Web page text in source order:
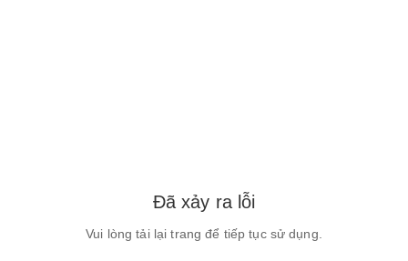
Đã xảy ra lỗi
Vui lòng tải lại trang để tiếp tục sử dụng.